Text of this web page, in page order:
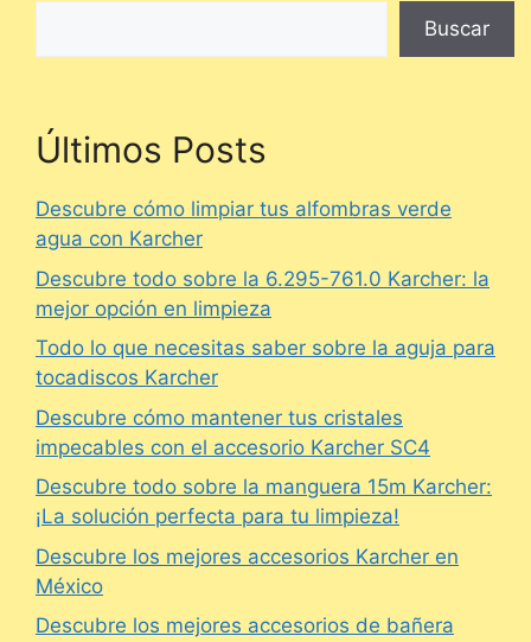
Buscar
Últimos Posts
Descubre cómo limpiar tus alfombras verde
agua con Karcher
Descubre todo sobre la 6.295-761.0 Karcher: la
mejor opción en limpieza
Todo lo que necesitas saber sobre la aguja para
tocadiscos Karcher
Descubre cómo mantener tus cristales
impecables con el accesorio Karcher SC4
Descubre todo sobre la manguera 15m Karcher:
¡La solución perfecta para tu limpieza!
Descubre los mejores accesorios Karcher en
México
Descubre los mejores accesorios de bañera